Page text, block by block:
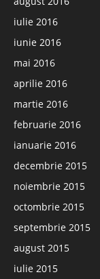
iulie 2016
iunie 2016
mai 2016
aprilie 2016
martie 2016
februarie 2016
ianuarie 2016
decembrie 2015
noiembrie 2015
octombrie 2015
septembrie 2015
august 2015
iulie 2015